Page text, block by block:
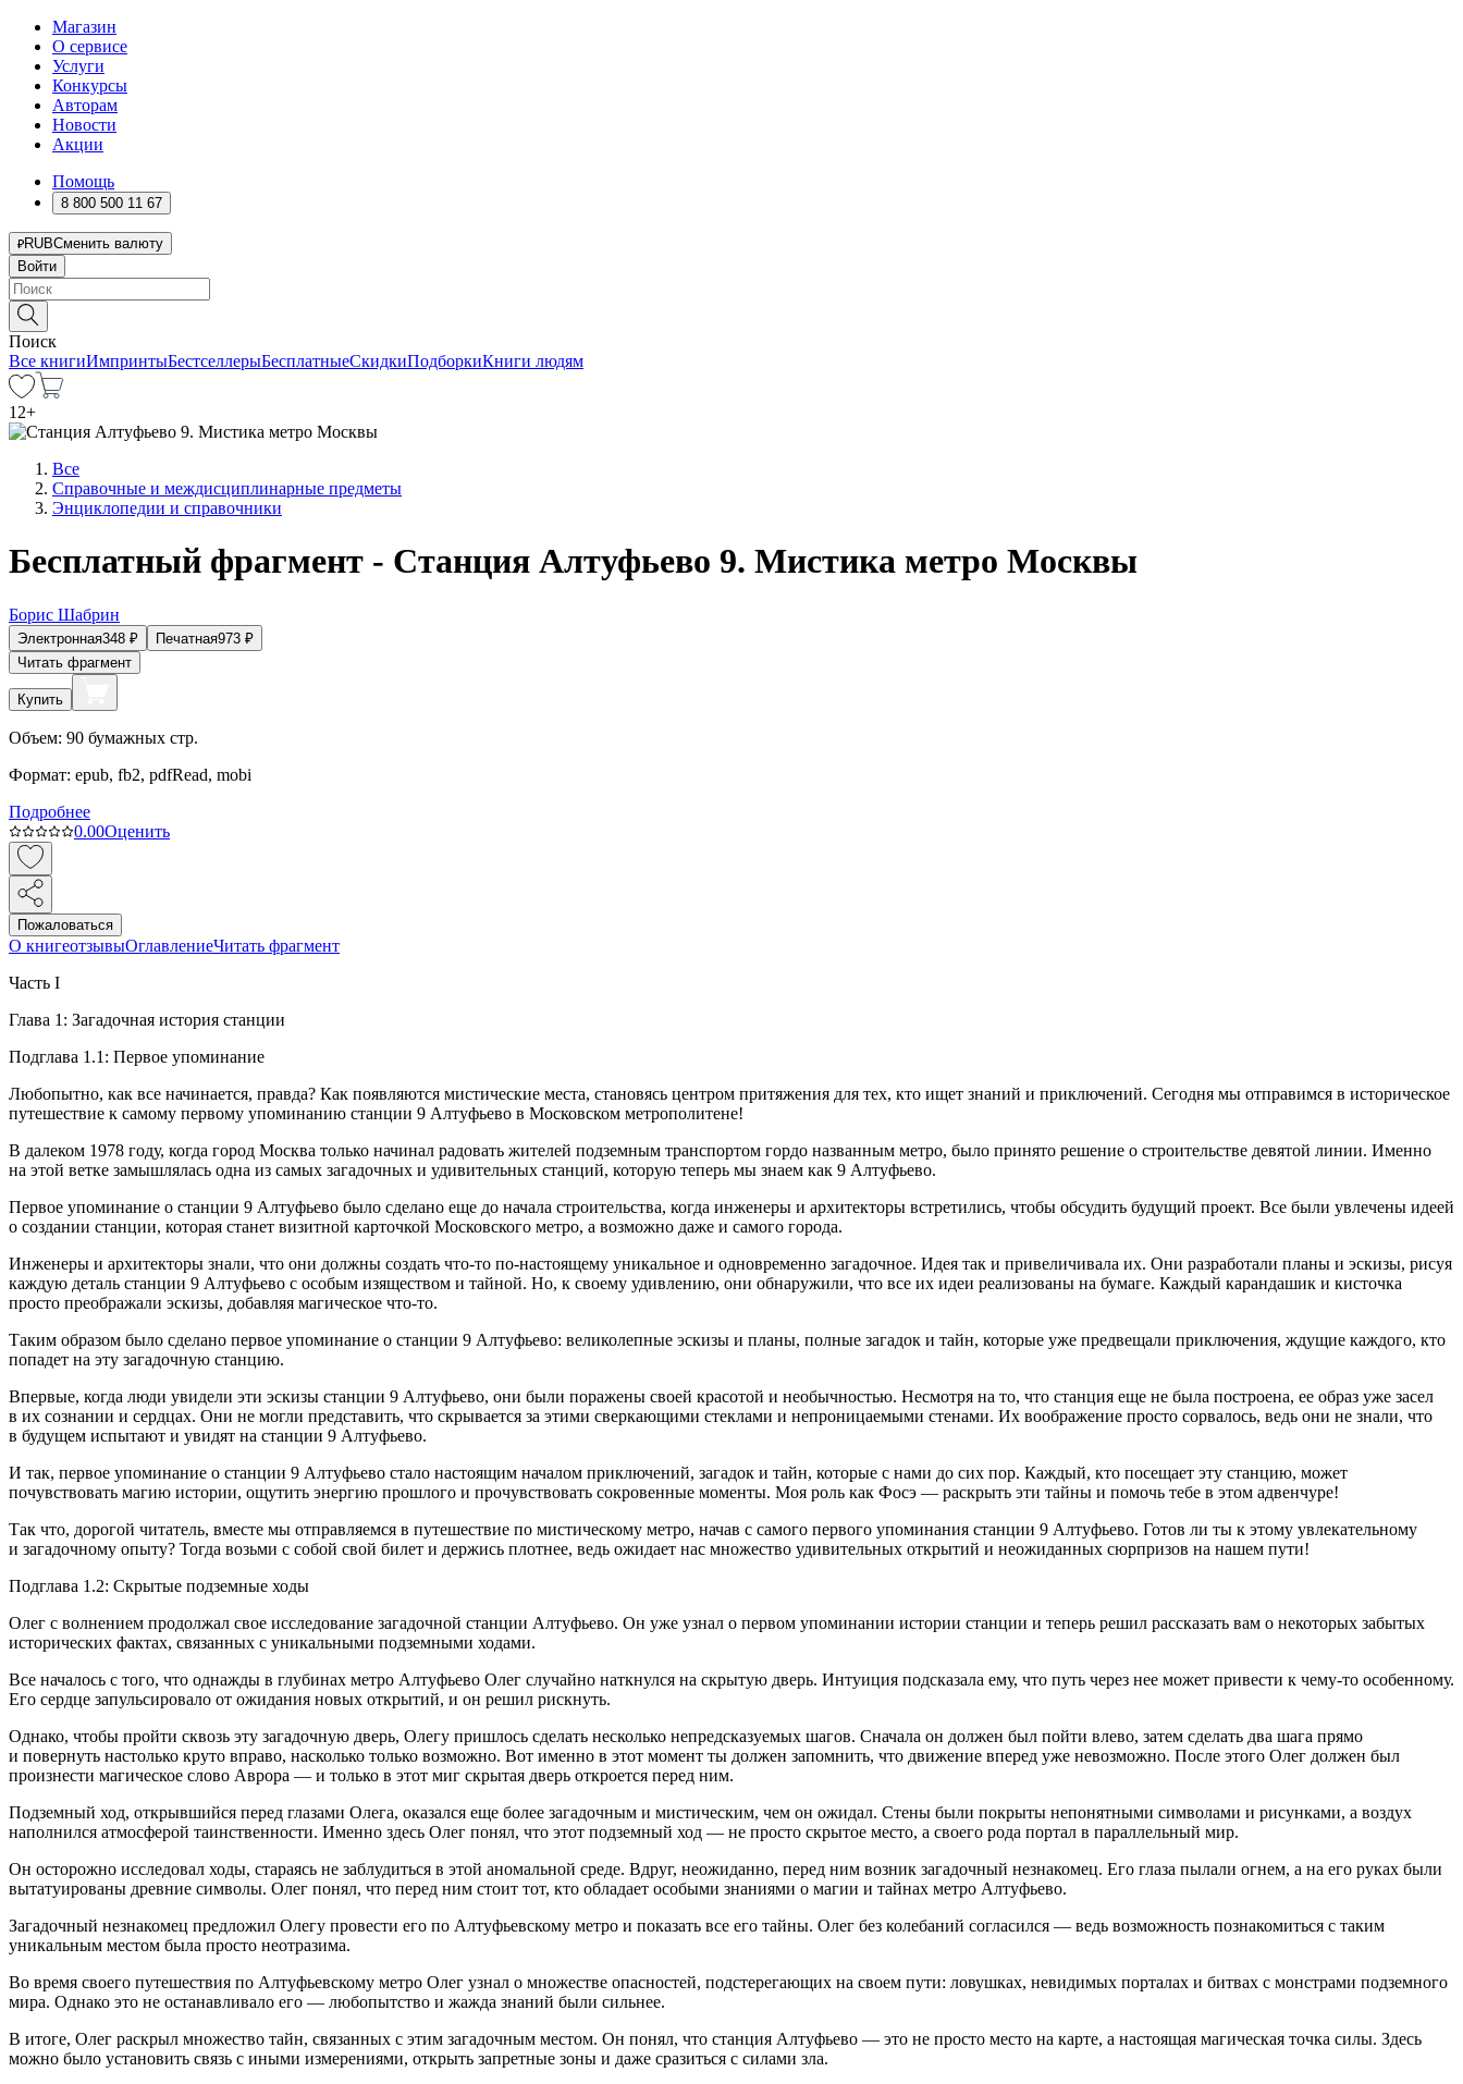
Магазин
О сервисе
Услуги
Конкурсы
Авторам
Новости
Акции
Помощь
8 800 500 11 67
RUBСменить валюту
Войти
Поиск
Все книгиИмпринтыБестселлерыБесплатныеСкидкиПодборкиКниги людям
12+
Все
Справочные и междисциплинарные предметы
Энциклопедии и справочники
Бесплатный фрагмент - Станция Алтуфьево 9. Мистика метро Москвы
Борис Шабрин
Электронная348 ₽ Печатная973 ₽
Читать фрагмент
Купить
Объем: 90 бумажных стр.
Формат: epub, fb2, pdfRead, mobi
Подробнее
0.00Оценить
Пожаловаться
О книгеотзывыОглавлениеЧитать фрагмент
Часть I
Глава 1: Загадочная история станции
Подглава 1.1: Первое упоминание
Любопытно, как все начинается, правда? Как появляются мистические места, становясь центром притяжения для тех, кто ищет знаний и приключений. Сегодня мы отправимся в историческое
путешествие к самому первому упоминанию станции 9 Алтуфьево в Московском метрополитене!
В далеком 1978 году, когда город Москва только начинал радовать жителей подземным транспортом гордо названным метро, было принято решение о строительстве девятой линии. Именно
на этой ветке замышлялась одна из самых загадочных и удивительных станций, которую теперь мы знаем как 9 Алтуфьево.
Первое упоминание о станции 9 Алтуфьево было сделано еще до начала строительства, когда инженеры и архитекторы встретились, чтобы обсудить будущий проект. Все были увлечены идеей
о создании станции, которая станет визитной карточкой Московского метро, а возможно даже и самого города.
Инженеры и архитекторы знали, что они должны создать что-то по-настоящему уникальное и одновременно загадочное. Идея так и привеличивала их. Они разработали планы и эскизы, рисуя
каждую деталь станции 9 Алтуфьево с особым изяществом и тайной. Но, к своему удивлению, они обнаружили, что все их идеи реализованы на бумаге. Каждый карандашик и кисточка
просто преображали эскизы, добавляя магическое что-то.
Таким образом было сделано первое упоминание о станции 9 Алтуфьево: великолепные эскизы и планы, полные загадок и тайн, которые уже предвещали приключения, ждущие каждого, кто
попадет на эту загадочную станцию.
Впервые, когда люди увидели эти эскизы станции 9 Алтуфьево, они были поражены своей красотой и необычностью. Несмотря на то, что станция еще не была построена, ее образ уже засел
в их сознании и сердцах. Они не могли представить, что скрывается за этими сверкающими стеклами и непроницаемыми стенами. Их воображение просто сорвалось, ведь они не знали, что
в будущем испытают и увидят на станции 9 Алтуфьево.
И так, первое упоминание о станции 9 Алтуфьево стало настоящим началом приключений, загадок и тайн, которые с нами до сих пор. Каждый, кто посещает эту станцию, может
почувствовать магию истории, ощутить энергию прошлого и прочувствовать сокровенные моменты. Моя роль как Фосэ — раскрыть эти тайны и помочь тебе в этом адвенчуре!
Так что, дорогой читатель, вместе мы отправляемся в путешествие по мистическому метро, начав с самого первого упоминания станции 9 Алтуфьево. Готов ли ты к этому увлекательному
и загадочному опыту? Тогда возьми с собой свой билет и держись плотнее, ведь ожидает нас множество удивительных открытий и неожиданных сюрпризов на нашем пути!
Подглава 1.2: Скрытые подземные ходы
Олег с волнением продолжал свое исследование загадочной станции Алтуфьево. Он уже узнал о первом упоминании истории станции и теперь решил рассказать вам о некоторых забытых
исторических фактах, связанных с уникальными подземными ходами.
Все началось с того, что однажды в глубинах метро Алтуфьево Олег случайно наткнулся на скрытую дверь. Интуиция подсказала ему, что путь через нее может привести к чему-то особенному.
Его сердце запульсировало от ожидания новых открытий, и он решил рискнуть.
Однако, чтобы пройти сквозь эту загадочную дверь, Олегу пришлось сделать несколько непредсказуемых шагов. Сначала он должен был пойти влево, затем сделать два шага прямо
и повернуть настолько круто вправо, насколько только возможно. Вот именно в этот момент ты должен запомнить, что движение вперед уже невозможно. После этого Олег должен был
произнести магическое слово Аврора — и только в этот миг скрытая дверь откроется перед ним.
Подземный ход, открывшийся перед глазами Олега, оказался еще более загадочным и мистическим, чем он ожидал. Стены были покрыты непонятными символами и рисунками, а воздух
наполнился атмосферой таинственности. Именно здесь Олег понял, что этот подземный ход — не просто скрытое место, а своего рода портал в параллельный мир.
Он осторожно исследовал ходы, стараясь не заблудиться в этой аномальной среде. Вдруг, неожиданно, перед ним возник загадочный незнакомец. Его глаза пылали огнем, а на его руках были
вытатуированы древние символы. Олег понял, что перед ним стоит тот, кто обладает особыми знаниями о магии и тайнах метро Алтуфьево.
Загадочный незнакомец предложил Олегу провести его по Алтуфьевскому метро и показать все его тайны. Олег без колебаний согласился — ведь возможность познакомиться с таким
уникальным местом была просто неотразима.
Во время своего путешествия по Алтуфьевскому метро Олег узнал о множестве опасностей, подстерегающих на своем пути: ловушках, невидимых порталах и битвах с монстрами подземного
мира. Однако это не останавливало его — любопытство и жажда знаний были сильнее.
В итоге, Олег раскрыл множество тайн, связанных с этим загадочным местом. Он понял, что станция Алтуфьево — это не просто место на карте, а настоящая магическая точка силы. Здесь
можно было установить связь с иными измерениями, открыть запретные зоны и даже сразиться с силами зла.